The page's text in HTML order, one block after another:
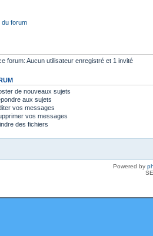
du forum
forum: Aucun utilisateur enregistré et 1 invité
de nouveaux sujets
aux sujets
vos messages
vos messages
des fichiers
Powered by